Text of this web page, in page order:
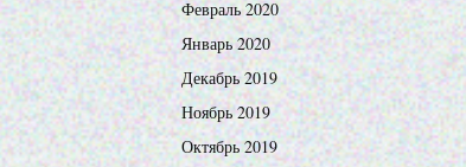
Февраль 2020
Январь 2020
Декабрь 2019
Ноябрь 2019
Октябрь 2019